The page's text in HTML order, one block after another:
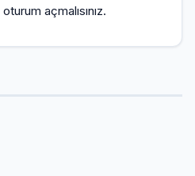
oturum açmalısınız.